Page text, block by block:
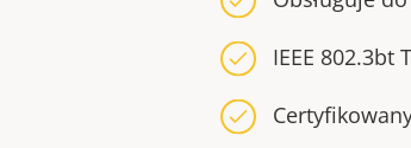
IEEE 802.3bt